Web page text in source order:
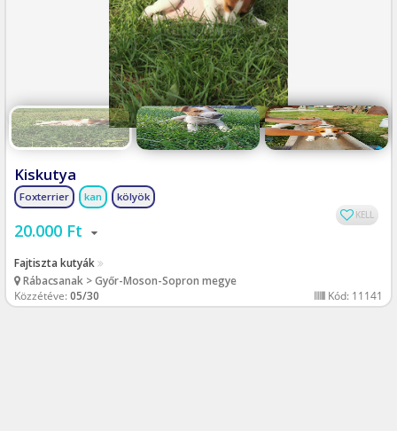
20.000 Ft
Fajtiszta kutyák
Rábacsanak > Győr-Moson-Sopron megye
Közzétéve:05/30 Kód: 11141
Kiskutya
Foxterrier kan kölyök
KELL